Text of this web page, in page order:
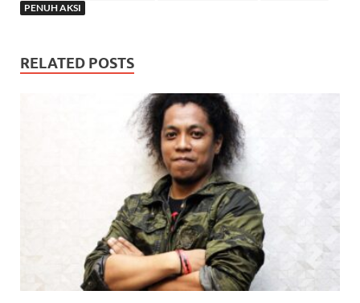
PENUH AKSI
RELATED POSTS